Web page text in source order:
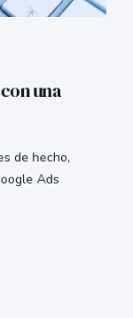
una
de hecho,
Ads